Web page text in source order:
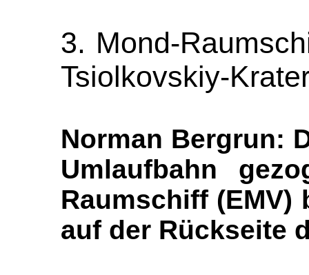
3. Mond-
Tsiolkovskiy-
Norman Bergrun:
Umlaufbahn
Raumschiff (EMV)
auf der Rückseite